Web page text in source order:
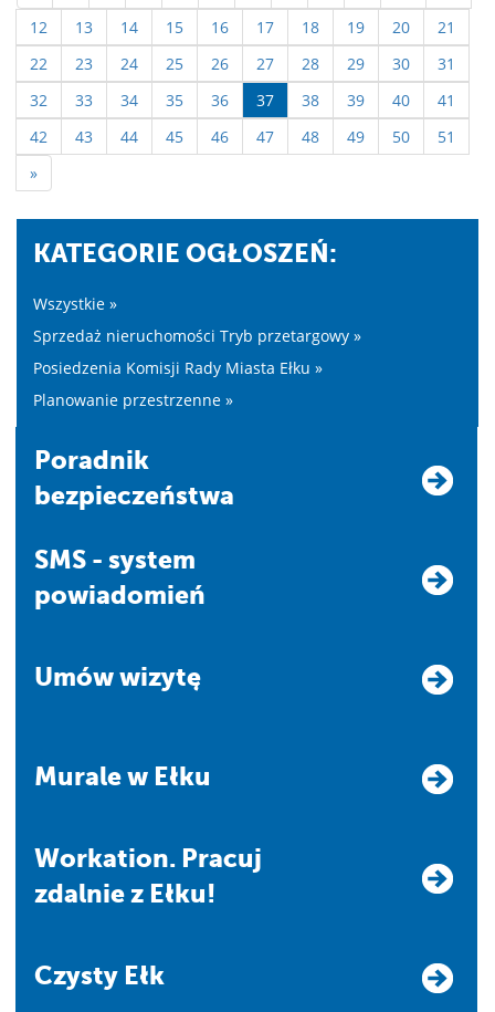
12
13 14 15 16 17 18 19 20
21
22
23 24 25 26 27 28 29 30
31
32
33 34 35 36 37 38 39 40
41
42
43 44 45 46 47 48 49 50
51
»
KATEGORIE OGŁOSZEŃ:
Wszystkie »
Sprzedaż nieruchomości Tryb przetargowy »
Posiedzenia Komisji Rady Miasta Ełku »
Planowanie przestrzenne »
Poradnik
bezpieczeństwa
SMS - system
powiadomień
Umów wizytę
Murale w Ełku
Workation. Pracuj
zdalnie z Ełku!
Czysty Ełk